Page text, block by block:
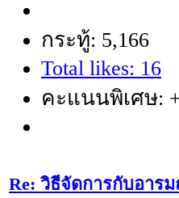
กระทู้: 5,166
Total likes: 16
คะแนนพิเศษ:
Re: วิธีจัดการกับอาร